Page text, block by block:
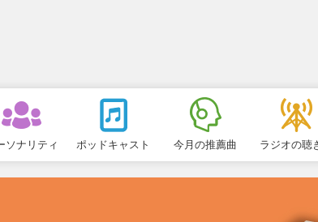
ソナリティ ポッドキャスト 今月の推薦曲 ラジオの聴